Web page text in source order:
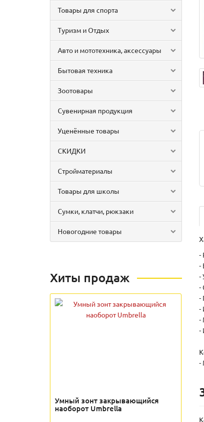
Товары для спорта
Туризм и Отдых
Авто и мототехника, аксессуары
Бытовая техника
Зоотовары
Сувенирная продукция
Уценённые товары
СКИДКИ
Стройматериалы
Товары для школы
Сумки, клатчи, рюкзаки
Новогодние товары
Хиты продаж
Умный зонт закрывающийся
наоборот Umbrella
-
-
-
-
-
-
-
-
-